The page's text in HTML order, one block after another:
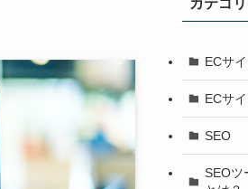
カテゴ
ECサイ
ECサ
SEO
SEOツ